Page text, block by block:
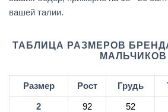
вашей талии.
ТАБЛИЦА РАЗМЕРОВ БРЕНДА
МАЛЬЧИКОВ
Размер Рост Грудь
2 92 52